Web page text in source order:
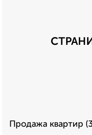
Продажа квартир